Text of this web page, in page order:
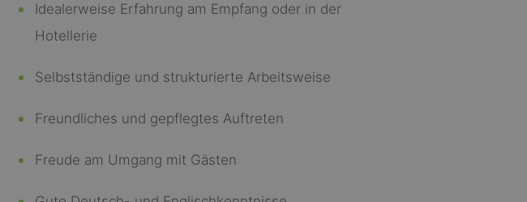
Idealerweise Erfahrung am Empfang oder in der
Hotellerie
Selbstständige und strukturierte Arbeitsweise
Freundliches und gepflegtes Auftreten
Freude am Umgang mit Gästen